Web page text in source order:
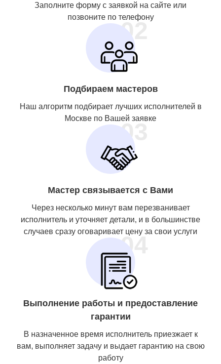
Заполните форму с заявкой на сайте или
позвоните по телефону
02
Подбираем мастеров
Наш алгоритм подбирает лучших исполнителей в
Москве по Вашей заявке
03
Мастер связывается с Вами
Через несколько минут вам перезванивает
исполнитель и уточняет детали, и в большинстве
случаев сразу оговаривает цену за свои услуги
04
Выполнение работы и предоставление
гарантии
В назначенное время исполнитель приезжает к
вам, выполняет задачу и выдает гарантию на свою
работу